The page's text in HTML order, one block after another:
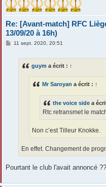
Re: [Avant-match] RFC
13/09/20 à 16h)
M11 sept. 2020, 20:51
guym a écrit : ↑
Mr Saroyan a écrit : ↑
the voice side a
Rtc retransmet le
Non c’est Tilleur Knokke.
En effet. Changement de
Pourtant le club l'avait annoncé ??